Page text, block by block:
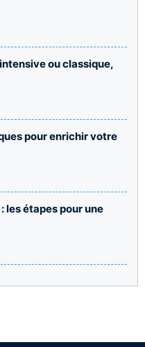
ou classique,
pour enrichir votre
les étapes pour une